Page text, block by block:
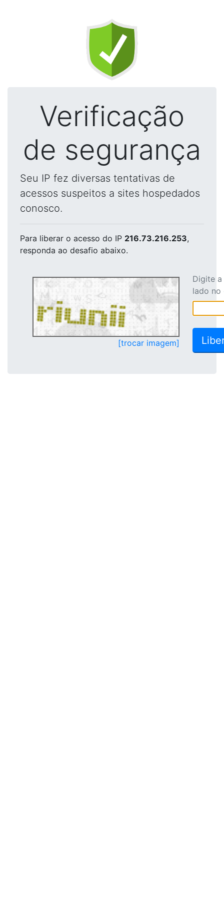
Verificação
de segurança
Seu IP fez diversas tentativas de
acessos suspeitos a sites hospedados
conosco.
Para liberar o acesso do IP 216.73.216.253,
responda ao desafio abaixo.
[trocar imagem]
Digite
lado no